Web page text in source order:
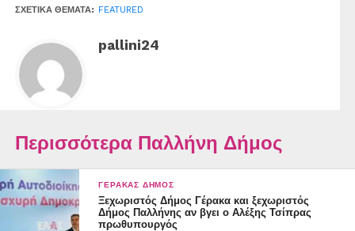
ΣΧΕΤΙΚΆ ΘΈΜΑΤΑ: FEATURED
pallini24
Περισσότερα Παλλήνη Δήμος
ΓΈΡΑΚΑΣ ΔΉΜΟΣ
Ξεχωριστός Δήμος Γέρακα και ξεχωριστός
Δήμος Παλλήνης αν βγει ο Αλέξης Τσίπρας
πρωθυπουργός